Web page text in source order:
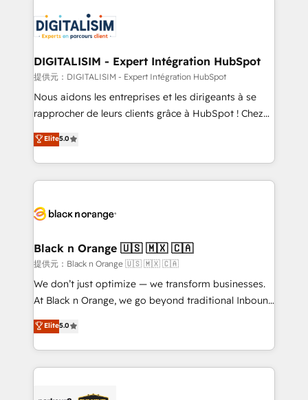
team of 25+ experts Contact us today to help you
get more from your investment in HubSpot.
Implementation partner, we provide expertise to
drive your business forward. Since 2015 we are fully
dedicated to HubSpot and with an experienced
team (50+), we work with reputable companies in
B2B sectors such as manufacturing, SaaS and
business services. We prepare a customized
impact of your digital transformation, including a
detailed financial rationale with a focus on ROI and
embark on a transformational journey that sets your
business up for long-term success. Unlock your
business. If not now, when?
DIGITALISIM - Expert Intégration HubSpot
提供元：DIGITALISIM - Expert Intégration HubSpot
Nous aidons les entreprises et les dirigeants à se
rapprocher de leurs clients grâce à HubSpot ! Chez
DIGITALISIM, nous avons l'intime conviction que la
réussite des entreprises passe par l’innovation web,
le marketing digital, et la relation client ! C'est
pourquoi, nos experts sont à la fois capables de
référencement, votre stratégie digitale et le pilotage
projet HubSpot avec DIGITALISIM : 🧽 Nettoyage,
migration et intégration des bases de données. 🚀
Développement des interfaces avec vos logiciels
métiers ⚙️ Configuration de la plateforme HubSpot
Book Process & Guidelines utilisateurs 🎓
Formations des utilisateurs
Elite5.0
Black n Orange 🇺🇸 🇲🇽 🇨🇦
提供元：Black n Orange 🇺🇸 🇲🇽 🇨🇦
We don’t just optimize — we transform businesses.
At Black n Orange, we go beyond traditional Inbound
Marketing with our exclusive methodologies:
BOOMS and BOOST. Together, they form a powerful
combination that has driven success for over 800
businesses worldwide. As Elite HubSpot Partners, we
Elite5.0